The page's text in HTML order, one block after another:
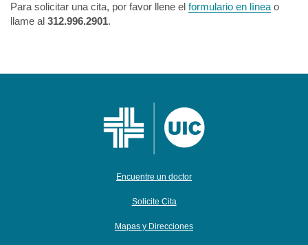
Para solicitar una cita, por favor llene el formulario en línea o
llame al 312.996.2901.
Encuentre un doctor
Solicite Cita
Mapas y Direcciones